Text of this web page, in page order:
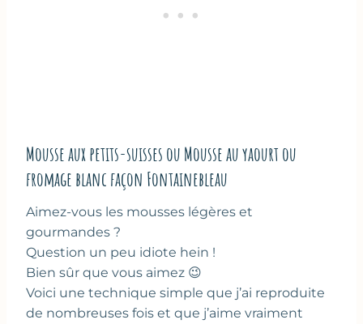
Mousse aux petits-suisses ou Mousse au yaourt ou
fromage blanc façon Fontainebleau
Aimez-vous les mousses légères et
gourmandes ?
Question un peu idiote hein !
Bien sûr que vous aimez 😉
Voici une technique simple que j’ai reproduite
de nombreuses fois et que j’aime vraiment